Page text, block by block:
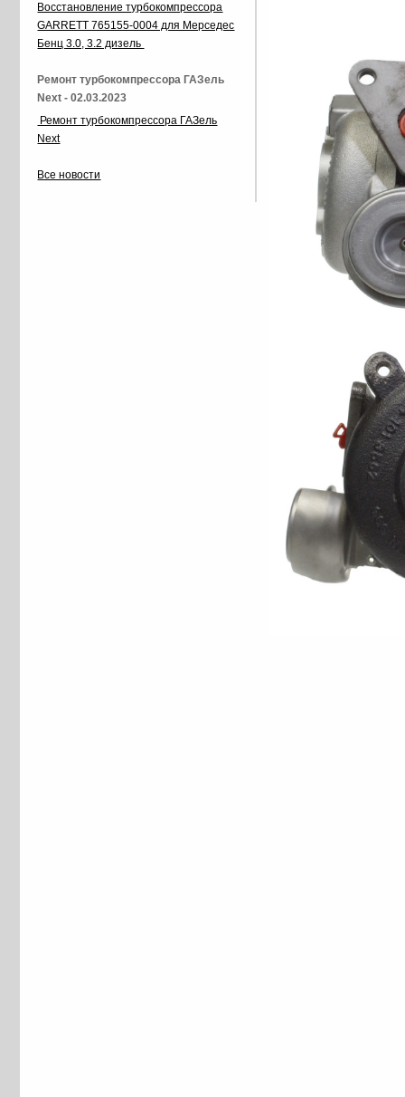
Восстановление турбокомпрессора
GARRETT 765155-0004 для Мерседес
Бенц 3.0, 3.2 дизель
Ремонт турбокомпрессора ГАЗель
Next - 02.03.2023
Ремонт турбокомпрессора ГАЗель
Next
Все новости